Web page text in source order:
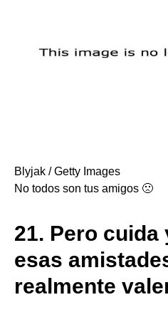
Blyjak / Getty Images
No todos son tus amigos 🙁
21. Pero cuida
esas
realmente